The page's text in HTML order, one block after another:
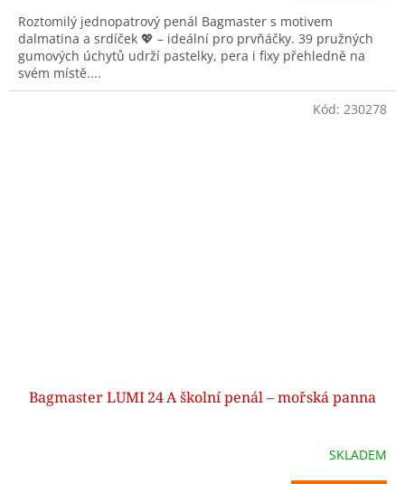
Roztomilý jednopatrový penál Bagmaster s motivem
dalmatina a srdíček 💖 – ideální pro prvňáčky. 39 pružných
gumových úchytů udrží pastelky, pera i fixy přehledně na
svém místě....
Bagmaster LUMI 24 A školní penál – mořská panna
SKLADEM
Kód: 230278